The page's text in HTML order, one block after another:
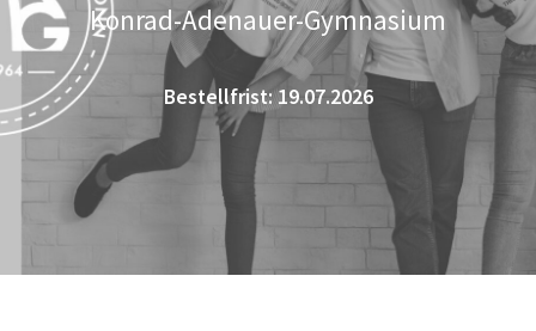
Konrad-Adenauer-Gymnasium
Bestellfrist: 19.07.2026